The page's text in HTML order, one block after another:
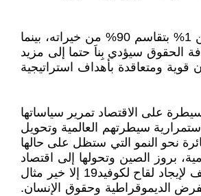
الجواب على هذا السؤال يحدد مسارنا جميعا. هل نريد عالما يتسع لنا جميعا، نتقاسم فيه خيراته بكل أمان واطمئنان، أم عالما يستمر فيه أقل من 1% بتقاسم 90% من خيراته، بينما
الحقوق سيؤدي بِناَ حتما إلى مزيد
ومتعاقدة بأهداف استراتيجية
على الاقتصاد تمرير سياساتها
سيطرتهم العالمية وتحويل
نحو النمو التي ستظل على حالها
بروز الصين وتحولها إلى اقتصاد
السوق، وبالتالي إلى منافس في السيطرة على خيرات وثروات الشعوب والدول. إنها حرب باردة تلتهب كل مرة مع كل أزمة؛ وما التسابق العنيف لإيجاد لقاح لكوفيد19 إلا خير مثال
الديموقراطية وحقوق الإنسان.